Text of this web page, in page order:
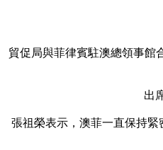
貿促局與菲律賓駐澳總領事館
出
張祖榮表示，澳菲一直保持